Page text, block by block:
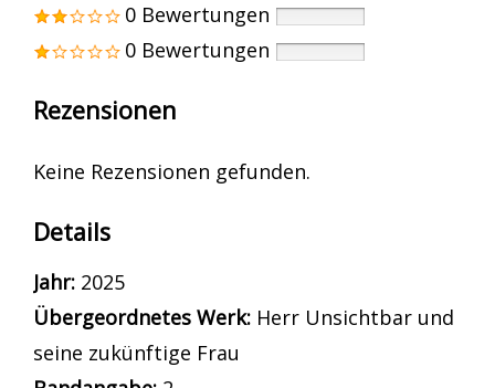
0 Bewertungen
0 Bewertungen
Rezensionen
Keine Rezensionen gefunden.
Details
Suche nach diesem Verfasser
Jahr: 2025
Übergeordnetes Werk: Herr Unsichtbar und
seine zukünftige Frau